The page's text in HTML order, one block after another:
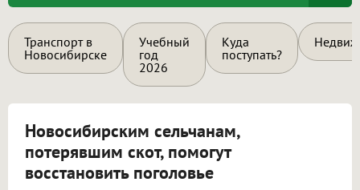
Транспорт в
Новосибирске
Учебный
год
2026
Куда
поступать?
Новосибирским сельчанам,
потерявшим скот, помогут
восстановить поголовье